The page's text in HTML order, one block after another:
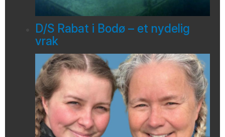
D/S Rabat i Bodø – et nydelig
vrak